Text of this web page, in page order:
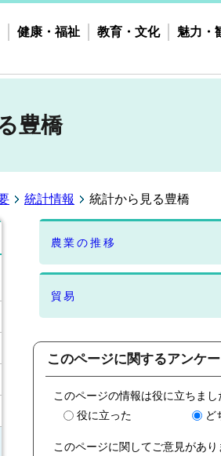
健康・福祉 教育・文化 魅力・
豊橋
統計情報 統計から見る豊橋
農業の推移
貿易
このページに関するアンケー
このページの情報は役に立ちまし
役に立った
ど
このページに関してご意見があ